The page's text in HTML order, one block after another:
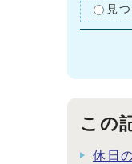
見
この
休日